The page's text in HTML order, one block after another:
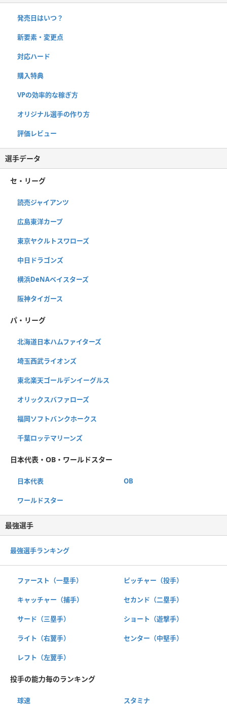
発売日はいつ？
新要素・変更点
対応ハード
購入特典
VPの効率的な稼ぎ方
オリジナル選手の作り方
評価レビュー
選手データ
セ・リーグ
読売ジャイアンツ
広島東洋カープ
東京ヤクルトスワローズ
中日ドラゴンズ
横浜DeNAベイスターズ
阪神タイガース
パ・リーグ
北海道日本ハムファイターズ
埼玉西武ライオンズ
東北楽天ゴールデンイーグルス
オリックスバファローズ
福岡ソフトバンクホークス
千葉ロッテマリーンズ
日本代表・OB・ワールドスター
日本代表 OB
ワールドスター
最強選手
最強選手ランキング
ファースト（一塁手） ピッチャー（投手）
キャッチャー（捕手） セカンド（二塁手）
サード（三塁手） ショート（遊撃手）
ライト（右翼手） センター（中堅手）
レフト（左翼手）
投手の能力毎のランキング
球速 スタミナ